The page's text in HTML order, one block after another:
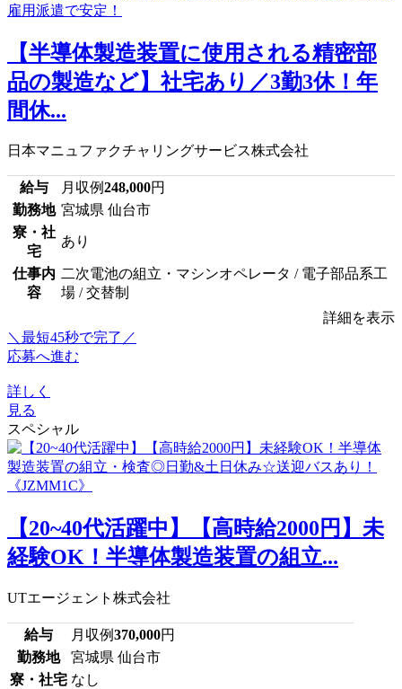
【半導体製造装置に使用される精密部
品の製造など】社宅あり／3勤3休！年
間休...
日本マニュファクチャリングサービス株式会社
給与 月収例248,000円
勤務地 宮城県 仙台市
寮・社
宅
あり
仕事内
容
二次電池の組立・マシンオペレータ / 電子部品系工
場 / 交替制
詳細を表示
＼最短45秒で完了／
応募へ進む
詳しく
見る
スペシャル
【20~40代活躍中】【高時給2000円】未
経験OK！半導体製造装置の組立...
UTエージェント株式会社
給与 月収例370,000円
勤務地
宮城県 仙台市
寮・社宅 なし